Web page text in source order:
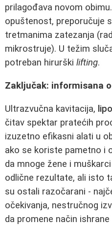
prilagođava novom
opuštenost, preporučuje
tretmanima zatezanja
mikrostruje). U težim
potreban hirurški lifting.
Zaključak: informisana
Ultrazvučna kavitacija,
čitav spektar pratećih
izuzetno efikasni alati u
ako se koriste pametno i
da mnoge žene i
odlične rezultate, ali isto
su ostali razočarani -
očekivanja, nestručnog
da promene način